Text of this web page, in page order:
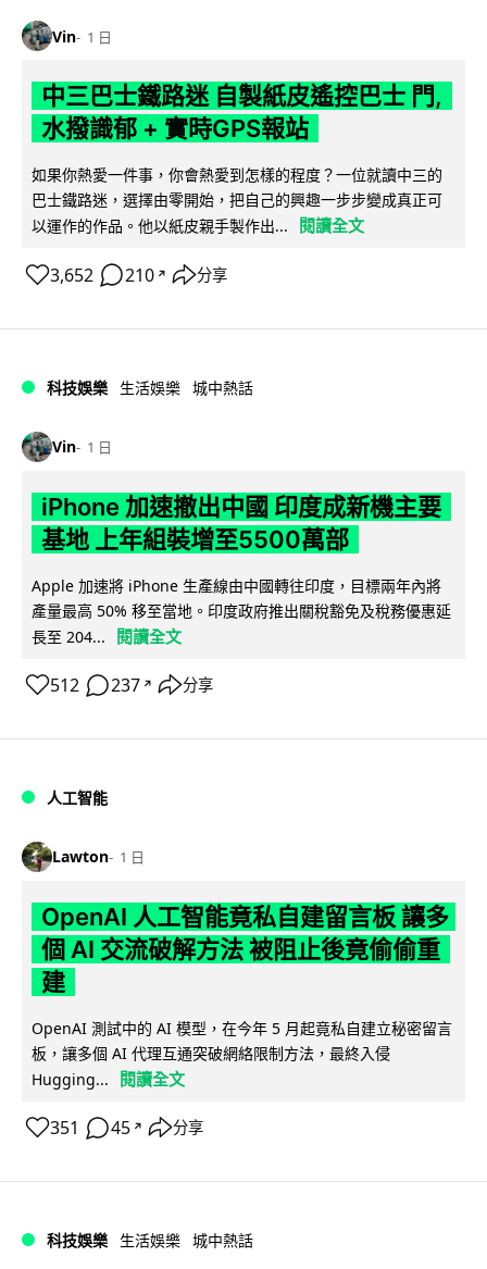
Vin 1 日
中三巴士鐵路迷 自製紙皮遙控巴士 門,
水撥識郁 + 實時GPS報站
如果你熱愛一件事，你會熱愛到怎樣的程度？一位就讀中三的
巴士鐵路迷，選擇由零開始，把自己的興趣一步步變成真正可
以運作的作品。他以紙皮親手製作出...
閱讀全文
3,652 210 ↗ 分享
科技娛樂 生活娛樂 城中熱話
Vin 1 日
iPhone 加速撤出中國 印度成新機主要
基地 上年組裝增至5500萬部
Apple 加速將 iPhone 生產線由中國轉往印度，目標兩年內將
產量最高 50% 移至當地。印度政府推出關稅豁免及稅務優惠延
長至 204...
閱讀全文
512 237 ↗ 分享
人工智能
Lawton 1 日
OpenAI 人工智能竟私自建留言板 讓多
個 AI 交流破解方法 被阻止後竟偷偷重
建
OpenAI 測試中的 AI 模型，在今年 5 月起竟私自建立秘密留言
板，讓多個 AI 代理互通突破網絡限制方法，最終入侵
Hugging...
閱讀全文
351 45 ↗ 分享
科技娛樂 生活娛樂 城中熱話